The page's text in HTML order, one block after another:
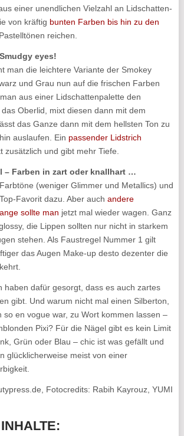
einer unendlichen Vielzahl an Lidschatten-
von kräftig bunten Farben bis hin zu den
reichen.
eyes!
man die leichtere Variante der Smokey
und Grau nun auf die frischen Farben
aus einer Lidschattenpalette den
Oberlid, mixt diesen dann mit dem
das Ganze dann mit dem hellsten Ton zu
auslaufen. Ein passender Lidstrich
zusätzlich und gibt mehr Tiefe.
– Farben in zart oder knallhart …
(weniger Glimmer und Metallics) und
Favorit dazu. Aber auch andere
sollte man jetzt mal wieder wagen. Ganz
die Lippen sollten nur nicht in starkem
stehen. Als Faustregel Nummer 1 gilt
das Augen Make-up desto dezenter die
haben dafür gesorgt, dass es auch zartes
gibt. Und warum nicht mal einen Silberton,
so en vogue war, zu Wort kommen lassen –
Pixi? Für die Nägel gibt es kein Limit
Grün oder Blau – chic ist was gefällt und
glücklicherweise meist von einer
Fotocredits: Rabih Kayrouz, YUMI